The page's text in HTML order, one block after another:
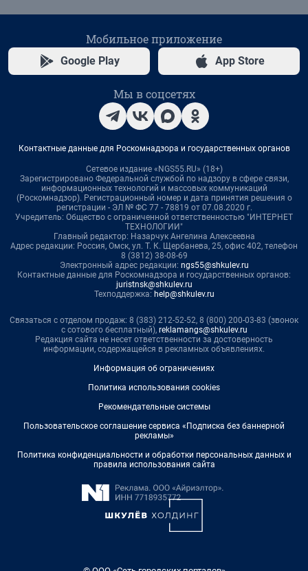
Мобильное приложение
Google Play App Store
Мы в соцсетях
Контактные данные для Роскомнадзора и государственных органов
Сетевое издание «NGS55.RU» (18+)
Зарегистрировано Федеральной службой по надзору в сфере связи,
информационных технологий и массовых коммуникаций
(Роскомнадзор). Регистрационный номер и дата принятия решения о
регистрации - ЭЛ № ФС 77 - 78819 от 07.08.2020 г.
Учредитель: Общество с ограниченной ответственностью "ИНТЕРНЕТ
ТЕХНОЛОГИИ"
Главный редактор: Назарчук Ангелина Алексеевна
Адрес редакции: Россия, Омск, ул. Т. К. Щербанева, 25, офис 402, телефон
8 (3812) 38-08-69
Электронный адрес редакции: ngs55@shkulev.ru
Контактные данные для Роскомнадзора и государственных органов:
juristnsk@shkulev.ru
Техподдержка: help@shkulev.ru
Связаться с отделом продаж: 8 (383) 212-52-52, 8 (800) 200-03-83 (звонок
с сотового бесплатный), reklamangs@shkulev.ru
Редакция сайта не несет ответственности за достоверность
информации, содержащейся в рекламных объявлениях.
Информация об ограничениях
Политика использования cookies
Рекомендательные системы
Пользовательское соглашение сервиса «Подписка без баннерной
рекламы»
Политика конфиденциальности и обработки персональных данных и
правила использования сайта